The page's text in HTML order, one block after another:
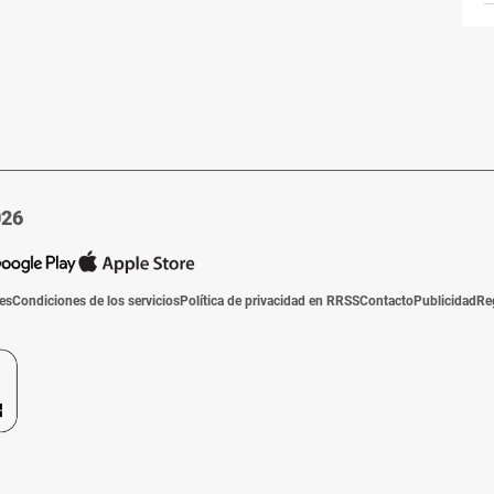
Condiciones de los serviciosPolítica de privacidad en RRSSContactoPublicidad